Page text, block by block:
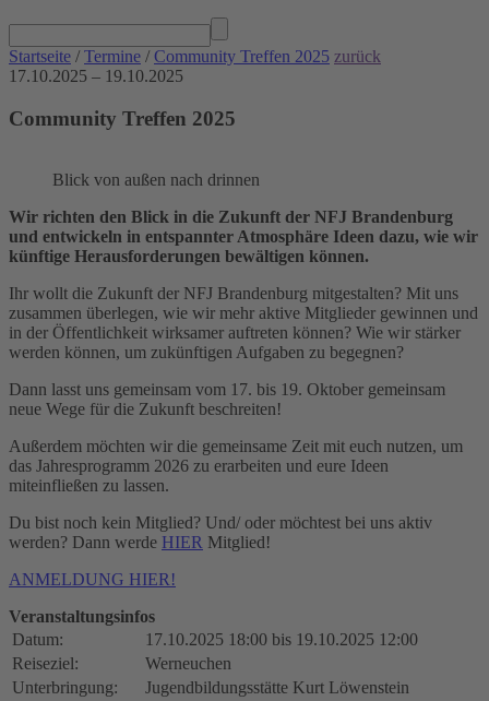
Startseite / Termine / Community Treffen 2025 zurück
17.10.2025 – 19.10.2025
Community Treffen 2025
Blick von außen nach drinnen
Wir richten den Blick in die Zukunft der NFJ Brandenburg
und entwickeln in entspannter Atmosphäre Ideen dazu, wie wir
künftige Herausforderungen bewältigen können.
Ihr wollt die Zukunft der NFJ Brandenburg mitgestalten? Mit uns
zusammen überlegen, wie wir mehr aktive Mitglieder gewinnen und
in der Öffentlichkeit wirksamer auftreten können? Wie wir stärker
werden können, um zukünftigen Aufgaben zu begegnen?
Dann lasst uns gemeinsam vom 17. bis 19. Oktober gemeinsam
neue Wege für die Zukunft beschreiten!
Außerdem möchten wir die gemeinsame Zeit mit euch nutzen, um
das Jahresprogramm 2026 zu erarbeiten und eure Ideen
miteinfließen zu lassen.
Du bist noch kein Mitglied? Und/ oder möchtest bei uns aktiv
werden? Dann werde HIER Mitglied!
ANMELDUNG HIER!
Veranstaltungsinfos
Datum:
17.10.2025 18:00 bis 19.10.2025 12:00
Reiseziel:
Werneuchen
Unterbringung:
Jugendbildungsstätte Kurt Löwenstein